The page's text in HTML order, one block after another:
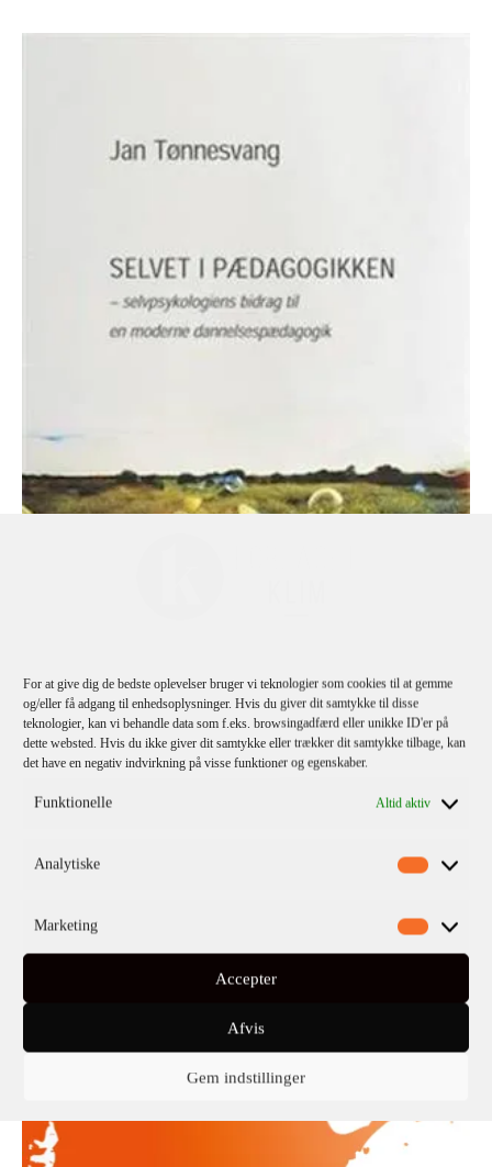
For at give dig de bedste oplevelser bruger vi teknologier som cookies til at gemme
og/eller få adgang til enhedsoplysninger. Hvis du giver dit samtykke til disse
teknologier, kan vi behandle data som f.eks. browsingadfærd eller unikke ID'er på
dette websted. Hvis du ikke giver dit samtykke eller trækker dit samtykke tilbage, kan
det have en negativ indvirkning på visse funktioner og egenskaber.
Funktionelle Altid aktiv
Analytiske
Marketing
Accepter
Afvis
Gem indstillinger
Selvet I Pædagogikken
Jan Tønnesvang